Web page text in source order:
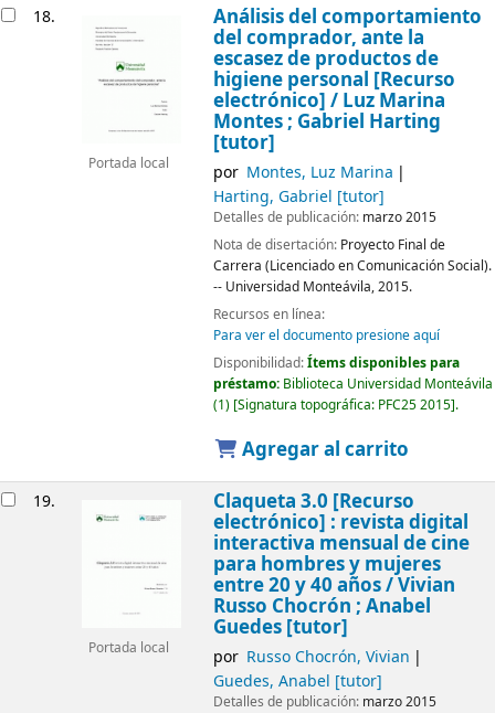
18.
Portada local
Análisis del comportamiento
del comprador, ante la
escasez de productos de
higiene personal [Recurso
electrónico] / Luz Marina
Montes ; Gabriel Harting
[tutor]
por Montes, Luz Marina
Harting, Gabriel [tutor]
Detalles de publicación: marzo 2015
Nota de disertación: Proyecto Final de
Carrera (Licenciado en Comunicación Social).
-- Universidad Monteávila, 2015.
Recursos en línea:
Para ver el documento presione aquí
Disponibilidad:Ítems disponibles para
préstamo: Biblioteca Universidad Monteávila
(1) Signatura topográfica: PFC25 2015 .
Agregar al carrito
19.
Portada local
Claqueta 3.0 [Recurso
electrónico] : revista digital
interactiva mensual de cine
para hombres y mujeres
entre 20 y 40 años /Vivian
Russo Chocrón ; Anabel
Guedes [tutor]
por Russo Chocrón, Vivian
Guedes, Anabel [tutor]
Detalles de publicación: marzo 2015